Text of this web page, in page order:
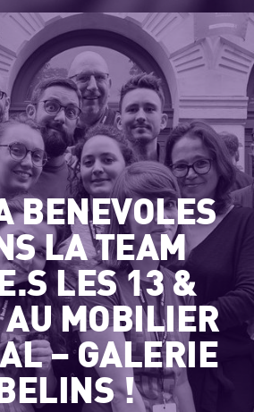
BENEVOLES
LA TEAM
LES 13 &
MOBILIER
– GALERIE
!